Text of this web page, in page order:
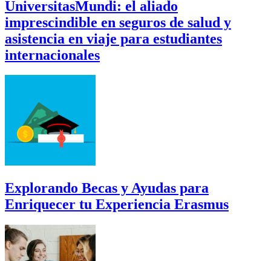
UniversitasMundi: el aliado
imprescindible en seguros de salud y
asistencia en viaje para estudiantes
internacionales
Explorando Becas y Ayudas para
Enriquecer tu Experiencia Erasmus